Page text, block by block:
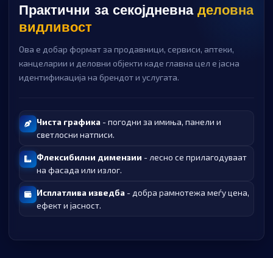
Практични за секојдневна деловна
видливост
Ова е добар формат за продавници, сервиси, аптеки,
канцеларии и деловни објекти каде главна цел е јасна
идентификација на брендот и услугата.
Чиста графика - погодни за имиња, панели и
светлосни натписи.
Флексибилни димензии - лесно се прилагодуваат
на фасада или излог.
Исплатлива изведба - добра рамнотежа меѓу цена,
ефект и јасност.